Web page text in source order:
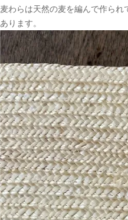
麦わらは天然の麦を編んで作ら
あります。